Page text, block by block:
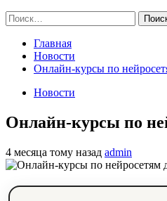
Найти:
Главная
Новости
Онлайн‑курсы по
Новости
Онлайн‑курсы по
4 месяца тому назад admin